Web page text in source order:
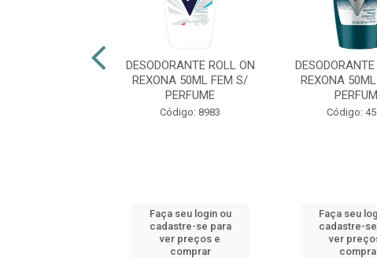
DESODORANTE ROLL ON
REXONA 50ML FEM S/
PERFUME
Código: 8983
Faça seu login ou
cadastre-se para
ver preços e
comprar
REXONA
Código:
Faça seu
cadastre-
ver